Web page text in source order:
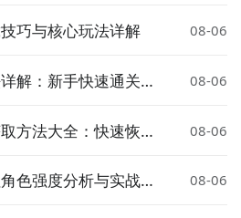
巧与核心玩法详解 08-06
解：新手快速通关攻
08-06
方法大全：快速恢复
08-06
色强度分析与实战搭
08-06